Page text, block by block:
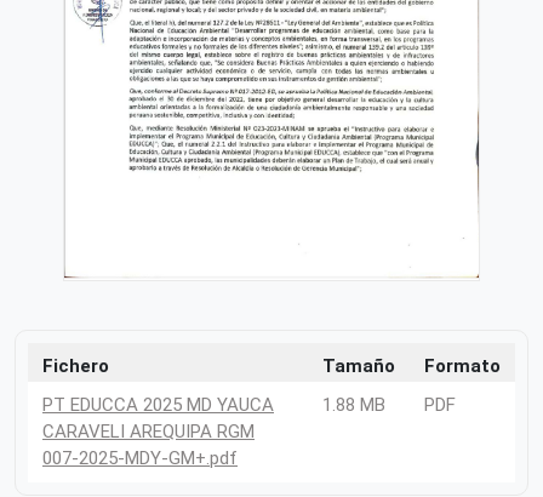
Fichero Tamaño
Formato
PT EDUCCA 2025 MD YAUCA
CARAVELI AREQUIPA RGM
007-2025-MDY-GM+.pdf
1.88 MB PDF